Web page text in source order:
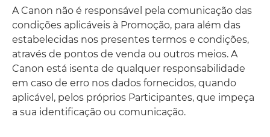
A Canon não é responsável pela comunicação das
condições aplicáveis à Promoção, para além das
estabelecidas nos presentes termos e condições,
através de pontos de venda ou outros meios. A
Canon está isenta de qualquer responsabilidade
em caso de erro nos dados fornecidos, quando
aplicável, pelos próprios Participantes, que impeça
a sua identificação ou comunicação.